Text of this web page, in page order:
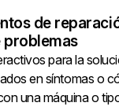
de
problemas
para la
en síntomas o
una máquina o